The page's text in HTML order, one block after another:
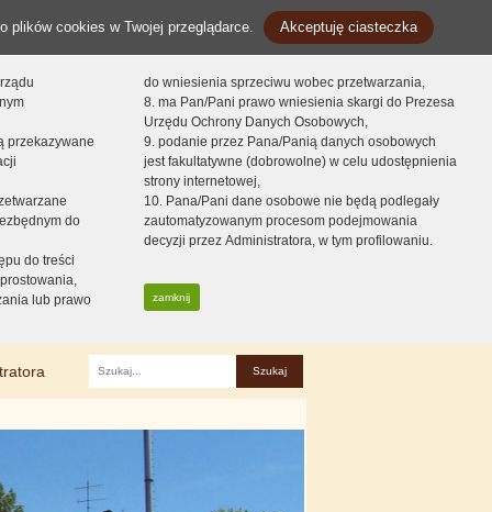
plików cookies w Twojej przeglądarce. Akceptuję ciasteczka
przekazywane
do
do treści
lub prawo
do wniesienia sprzeciwu wobec przetwarzania,
8. ma Pan/Pani prawo wniesienia skargi do Prezesa
Urzędu Ochrony Danych Osobowych,
9. podanie przez Pana/Panią danych osobowych
jest fakultatywne (dobrowolne) w celu udostępnienia
strony internetowej,
10. Pana/Pani dane osobowe nie będą podlegały
zautomatyzowanym procesom podejmowania
decyzji przez Administratora, w tym profilowaniu.
zamknij
Fraza